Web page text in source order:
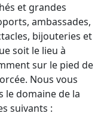
et grandes
ambassades,
bijouteries et
soit le lieu à
sur le pied de
Nous vous
le domaine de la
suivants :